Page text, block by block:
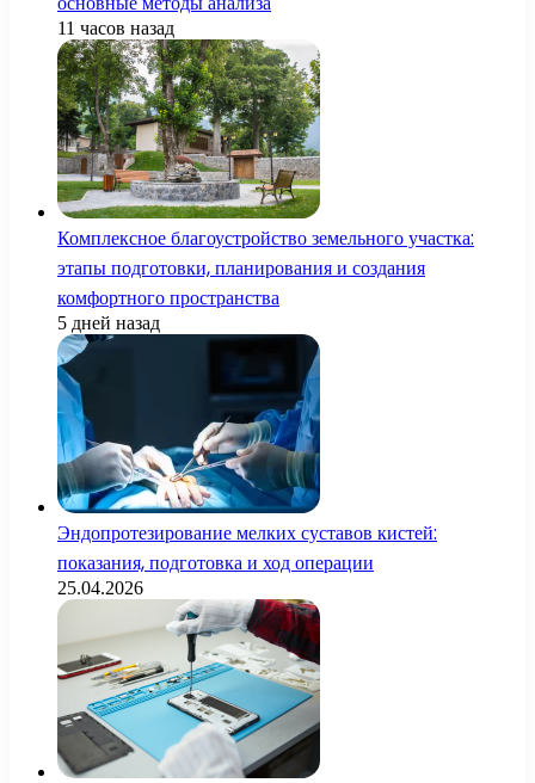
11 часов назад
Комплексное благоустройство земельного участка:
этапы подготовки, планирования и создания
комфортного пространства
5 дней назад
Эндопротезирование мелких суставов кистей:
показания, подготовка и ход операции
25.04.2026